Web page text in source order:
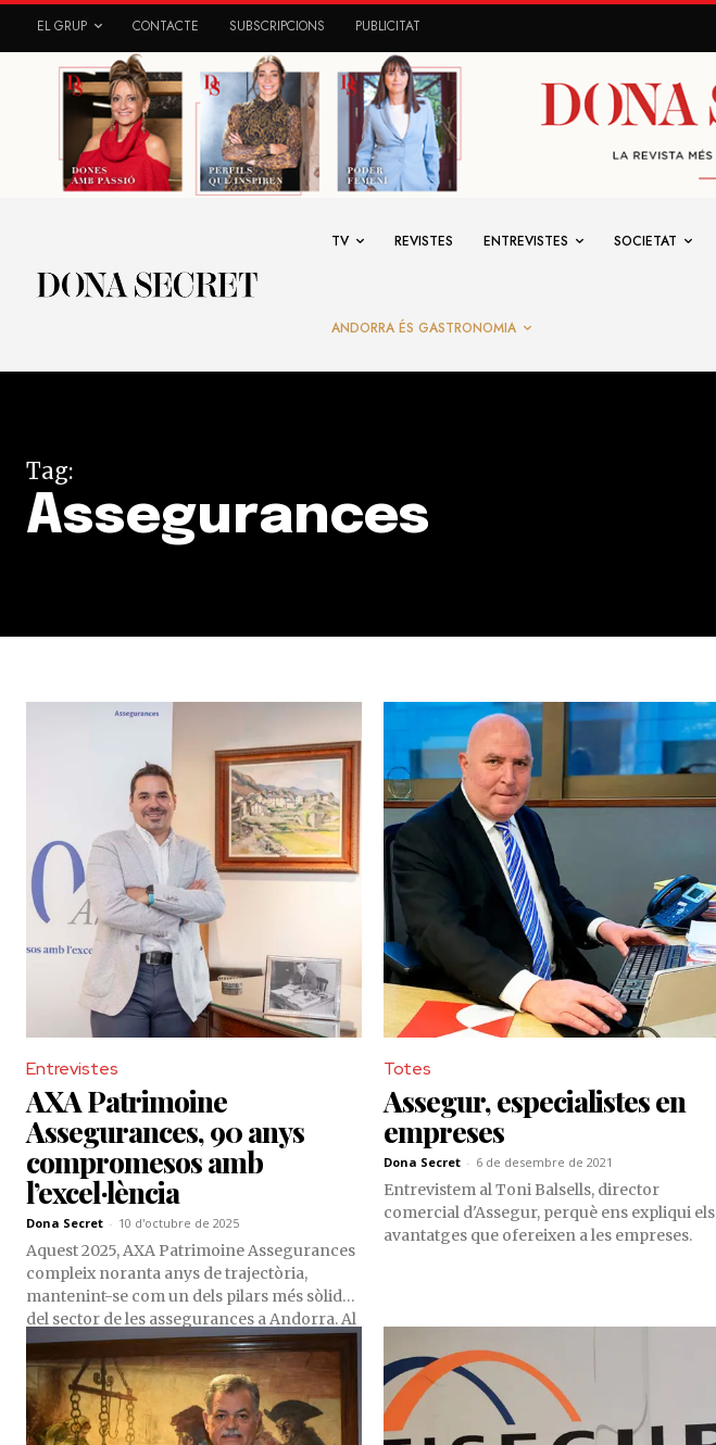
EL GRUP CONTACTE SUBSCRIPCIONS PUBLICITAT
TV REVISTES ENTREVISTES SOCIETAT
ANDORRA ÉS GASTRONOMIA
Tag:
Assegurances
Entrevistes
AXA Patrimoine
Assegurances, 90 anys
compromesos amb
l’excel·lència
Dona Secret - 10 d'octubre de 2025
Aquest 2025, AXA Patrimoine Assegurances
compleix noranta anys de trajectòria,
mantenint-se com un dels pilars més sòlids
del sector de les assegurances a Andorra. Al
capdavant hi trobem el seu director general,
Eduard Tomàs Salvans, representant de la
quarta generació familiar, que impulsa una
gestió moderna sense perdre de vista
l’essència del projecte. Fidel al tracte proper
Totes
Assegur, especialistes en
empreses
Dona Secret - 6 de desembre de 2021
Entrevistem al Toni Balsells, director
comercial d'Assegur, perquè ens expliqui els
avantatges que ofereixen a les empreses.